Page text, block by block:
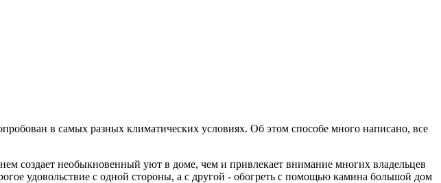
в самых разных климатических условиях. Об этом способе много написано, все
создает необыкновенный уют в доме, чем и привлекает внимание многих владельцев
удовольствие с одной стороны, а с другой - обогреть с помощью камина большой дом